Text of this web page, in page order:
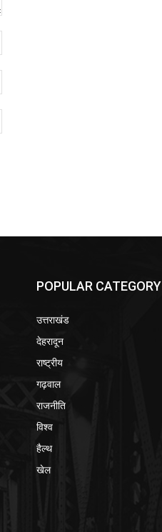
POPULAR CATEGORY
उत्तराखंड
देहरादून
राष्ट्रीय
गढ़वाल
राजनीति
विश्व
हैल्थ
खेल